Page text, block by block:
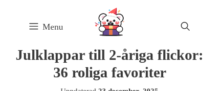
Menu
Julklappar till 2-åriga flickor:
36 roliga favoriter